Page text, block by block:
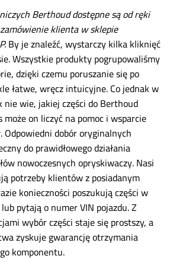
Berthoud dostępne są od ręki
klienta w sklepie
By je znaleźć, wystarczy kilka kliknięć
Wszystkie produkty pogrupowaliśmy
dzięki czemu poruszanie się po
łatwe, wręcz intuicyjne. Co jednak w
wie, jakiej części do Berthoud
może on liczyć na pomoc i wsparcie
Odpowiedni dobór oryginalnych
do prawidłowego działania
nowoczesnych opryskiwaczy. Nasi
potrzeby klientów z posiadanym
konieczności poszukują części w
pytają o numer VIN pojazdu. Z
wybór części staje się prostszy, a
zyskuje gwarancję otrzymania
komponentu.